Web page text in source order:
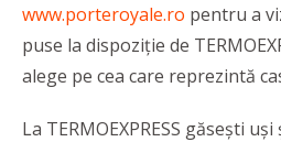
www.porteroyale.ro pentru a
puse la dispoziție de
alege pe cea care reprezintă
La TERMOEXPRESS găsești